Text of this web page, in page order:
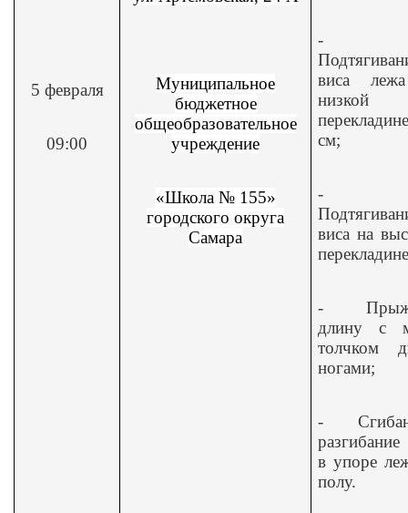
5 февраля
09:00
Муниципальное
бюджетное
общеобразовательное
учреждение
«Школа № 155»
городского округа
Самара
-
виса
низкой
см;
-
виса на
-
длину с
толчком
ногами;
-
в упоре
полу.